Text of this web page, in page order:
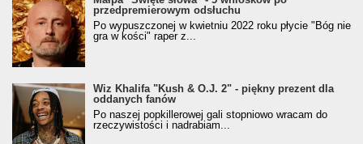
przedpremierowym odsłuchu
Po wypuszczonej w kwietniu 2022 roku płycie "Bóg nie
gra w kości" raper z...
Wiz Khalifa "Kush & O.J. 2" - piękny prezent dla
oddanych fanów
Po naszej popkillerowej gali stopniowo wracam do
rzeczywistości i nadrabiam...